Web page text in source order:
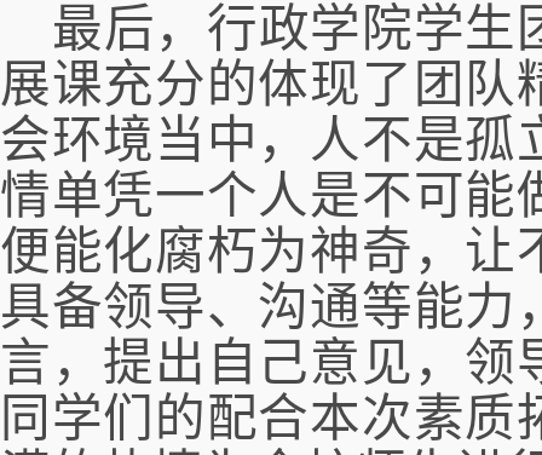
最后，行政学院学生
展课充分的体现了团队
会环境当中，人不是孤
情单凭一个人是不可能
便能化腐朽为神奇，让
具备领导、沟通等能力
言，提出自己意见，领
同学们的配合本次素质